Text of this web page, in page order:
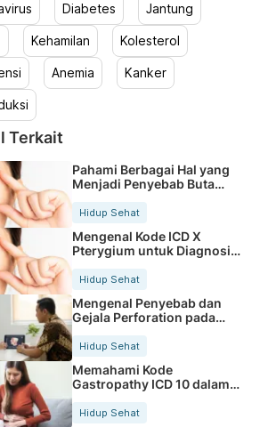
Diabetes Jantung
Kehamilan Kolesterol
Anemia Kanker
Terkait
Pahami Berbagai Hal yang
Menjadi Penyebab Buta
Hidup Sehat
Mengenal Kode ICD X
Pterygium untuk Diagnosis
Hidup Sehat
Mengenal Penyebab dan
Gejala Perforation pada
Tubuh
Hidup Sehat
Memahami Kode
Gastropathy ICD 10 dalam
Rekam Medis Pasien
Hidup Sehat